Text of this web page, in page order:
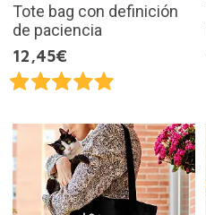
Tote bag con definición
de paciencia
12,45€